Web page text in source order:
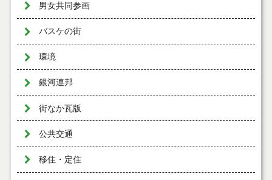
男女共同参画
バスケの街
環境
銀河連邦
街なか瓦版
公共交通
移住・定住